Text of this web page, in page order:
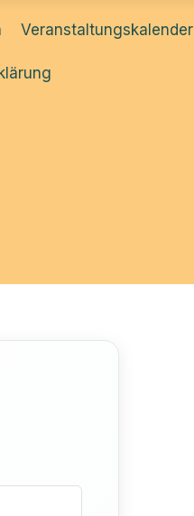
Veranstaltungskalender